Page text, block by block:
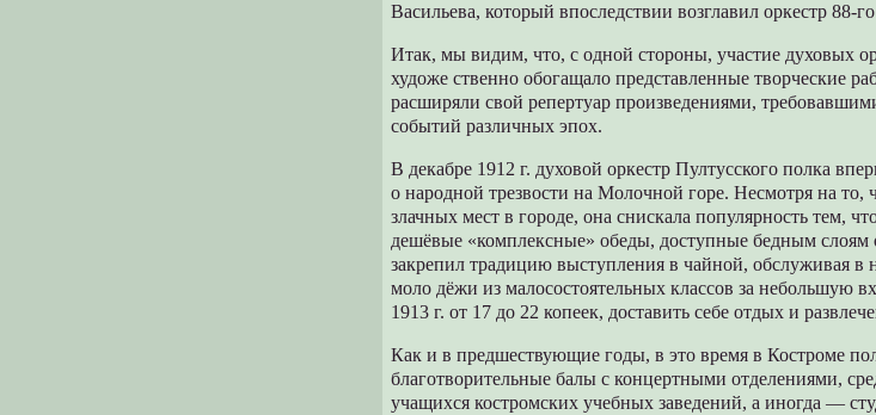
Васильева, который впоследствии возглавил оркестр 88-
Итак, мы видим, что, с одной стороны, участие духовых
художе ственно обогащало представленные творческие
расширяли свой репертуар произведениями,
событий различных эпох.
В декабре 1912 г. духовой оркестр Пултусского полка
о народной трезвости на Молочной горе. Несмотря на
злачных мест в городе, она снискала популярность тем,
дешёвые «комплексные» обеды, доступные бедным слоям
закрепил традицию выступления в чайной, обслуживая в
моло дёжи из малосостоятельных классов за небольшую
1913 г. от 17 до 22 копеек, доставить себе отдых и
Как и в предшествующие годы, в это время в Костроме
благотворительные балы с концертными отделениями,
учащихся костромских учебных заведений, а иногда —